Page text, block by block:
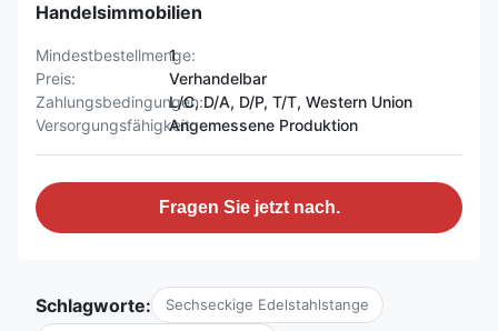
Handelsimmobilien
Mindestbestellmenge:
1
Preis:
Verhandelbar
Zahlungsbedingungen:L/C, D/A, D/P, T/T, Western Union
Versorgungsfähigkeit:Angemessene Produktion
Fragen Sie jetzt nach.
Schlagworte: Sechseckige Edelstahlstange